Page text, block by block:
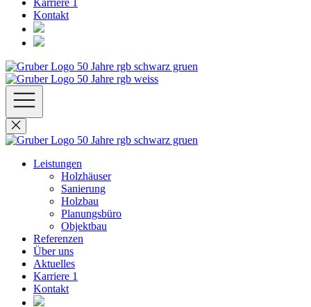
Karriere 1
Kontakt
Leistungen
Holzhäuser
Sanierung
Holzbau
Planungsbüro
Objektbau
Referenzen
Über uns
Aktuelles
Karriere 1
Kontakt